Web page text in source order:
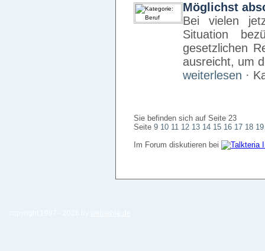
Möglichst
Bei vielen
Situation
gesetzlichen
ausreicht, um
weiterlesen ·
Sie befinden sich auf Seite 23
Seite 9 10 11 12 13 14 15 16 17 18 19
Im Forum diskutieren bei